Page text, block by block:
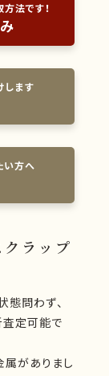
法です！
します
い方へ
ラップ
態問わず、
査定可能で
がありまし